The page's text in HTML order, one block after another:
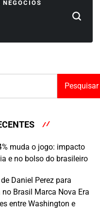
Search
Pesquisar
muda o jogo: impacto
e no bolso do brasileiro
Daniel Perez para
Brasil Marca Nova Era
entre Washington e